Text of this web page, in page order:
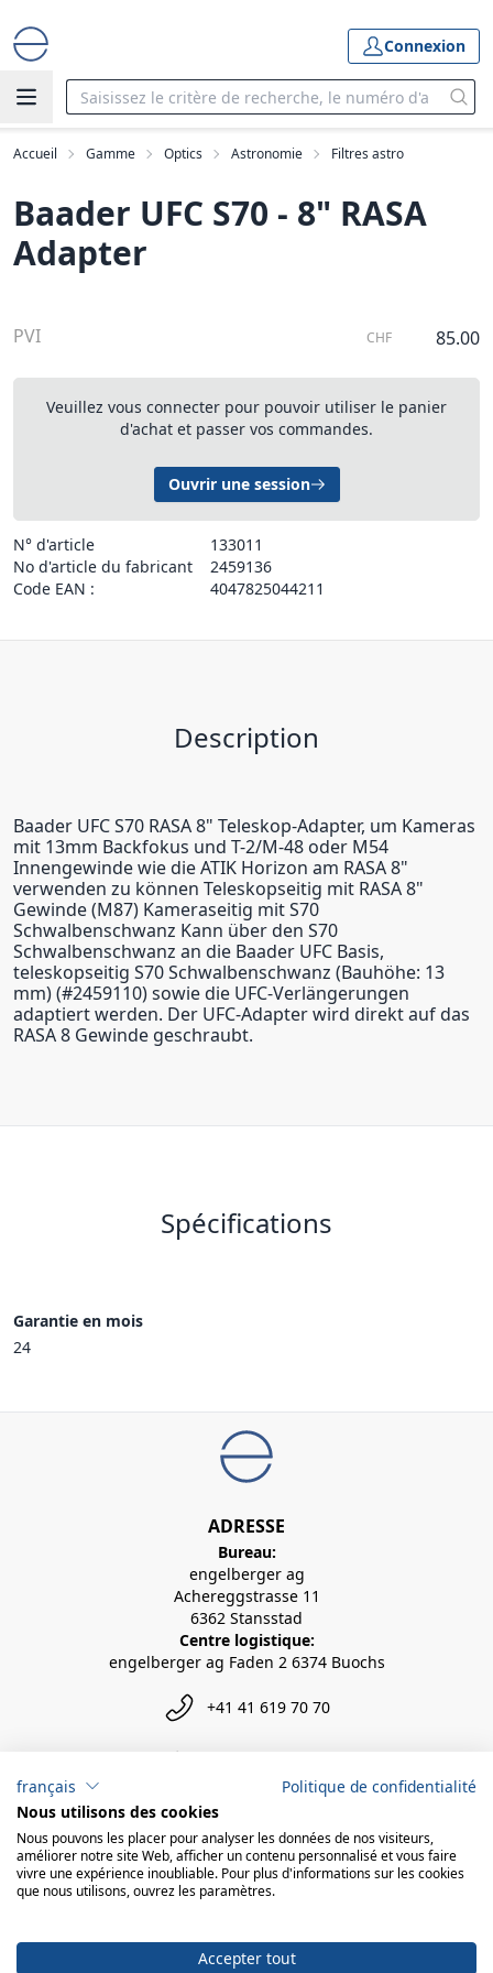
Connexion
Accueil Gamme Optics Astronomie Filtres astro
Baader UFC S70 - 8" RASA
Adapter
PVI CHF 85.00
Veuillez vous connecter pour pouvoir utiliser le panier
d'achat et passer vos commandes.
Ouvrir une session
N° d'article
133011
No d'article du fabricant
2459136
Code EAN :
4047825044211
Description
Baader UFC S70 RASA 8" Teleskop-Adapter, um Kameras
mit 13mm Backfokus und T-2/M-48 oder M54
Innengewinde wie die ATIK Horizon am RASA 8"
verwenden zu können Teleskopseitig mit RASA 8"
Gewinde (M87) Kameraseitig mit S70
Schwalbenschwanz Kann über den S70
Schwalbenschwanz an die Baader UFC Basis,
teleskopseitig S70 Schwalbenschwanz (Bauhöhe: 13
mm) (#2459110) sowie die UFC-Verlängerungen
adaptiert werden. Der UFC-Adapter wird direkt auf das
RASA 8 Gewinde geschraubt.
Spécifications
Garantie en mois
24
ADRESSE
Bureau:
engelberger ag
Achereggstrasse 11
6362 Stansstad
Centre logistique:
engelberger ag Faden 2 6374 Buochs
+41 41 619 70 70
français
Politique de confidentialité
Nous utilisons des cookies
Nous pouvons les placer pour analyser les données de nos visiteurs,
améliorer notre site Web, afficher un contenu personnalisé et vous faire
vivre une expérience inoubliable. Pour plus d'informations sur les cookies
que nous utilisons, ouvrez les paramètres.
Accepter tout